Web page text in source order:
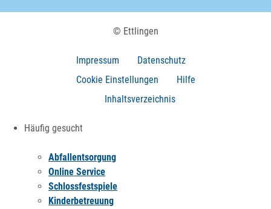
© Ettlingen
Impressum
Datenschutz
Cookie Einstellungen
Hilfe
Inhaltsverzeichnis
Häufig gesucht
Abfallentsorgung
Online Service
Schlossfestspiele
Kinderbetreuung